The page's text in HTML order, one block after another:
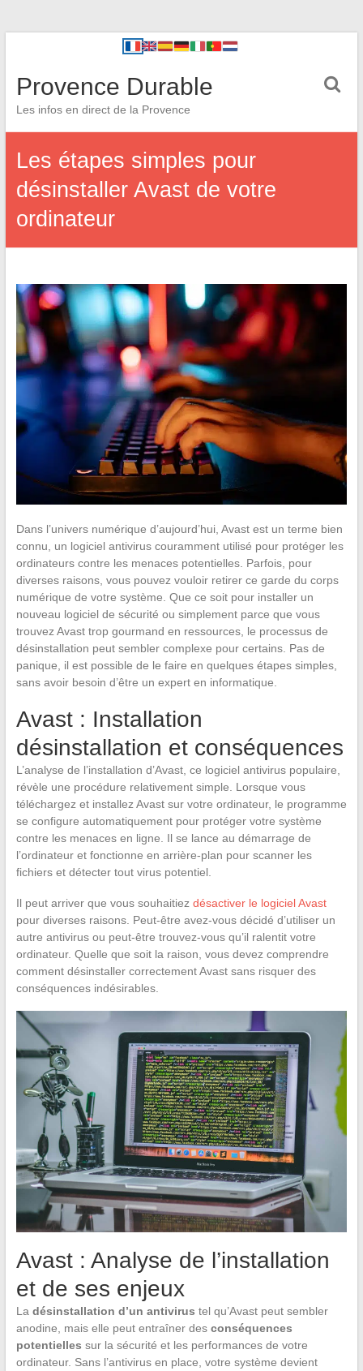
Provence Durable
Les infos en direct de la Provence
Les étapes simples pour
désinstaller Avast de votre
ordinateur
Dans l’univers numérique d’aujourd’hui, Avast est un terme bien
connu, un logiciel antivirus couramment utilisé pour protéger les
ordinateurs contre les menaces potentielles. Parfois, pour
diverses raisons, vous pouvez vouloir retirer ce garde du corps
numérique de votre système. Que ce soit pour installer un
nouveau logiciel de sécurité ou simplement parce que vous
trouvez Avast trop gourmand en ressources, le processus de
désinstallation peut sembler complexe pour certains. Pas de
panique, il est possible de le faire en quelques étapes simples,
sans avoir besoin d’être un expert en informatique.
Avast : Installation
désinstallation et conséquences
L’analyse de l’installation d’Avast, ce logiciel antivirus populaire,
révèle une procédure relativement simple. Lorsque vous
téléchargez et installez Avast sur votre ordinateur, le programme
se configure automatiquement pour protéger votre système
contre les menaces en ligne. Il se lance au démarrage de
l’ordinateur et fonctionne en arrière-plan pour scanner les
fichiers et détecter tout virus potentiel.
Il peut arriver que vous souhaitiez désactiver le logiciel Avast
pour diverses raisons. Peut-être avez-vous décidé d’utiliser un
autre antivirus ou peut-être trouvez-vous qu’il ralentit votre
ordinateur. Quelle que soit la raison, vous devez comprendre
comment désinstaller correctement Avast sans risquer des
conséquences indésirables.
Avast : Analyse de l’installation
et de ses enjeux
La désinstallation d’un antivirus tel qu’Avast peut sembler
anodine, mais elle peut entraîner des conséquences
potentielles sur la sécurité et les performances de votre
ordinateur. Sans l’antivirus en place, votre système devient